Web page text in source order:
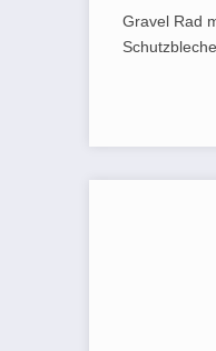
Gravel Rad